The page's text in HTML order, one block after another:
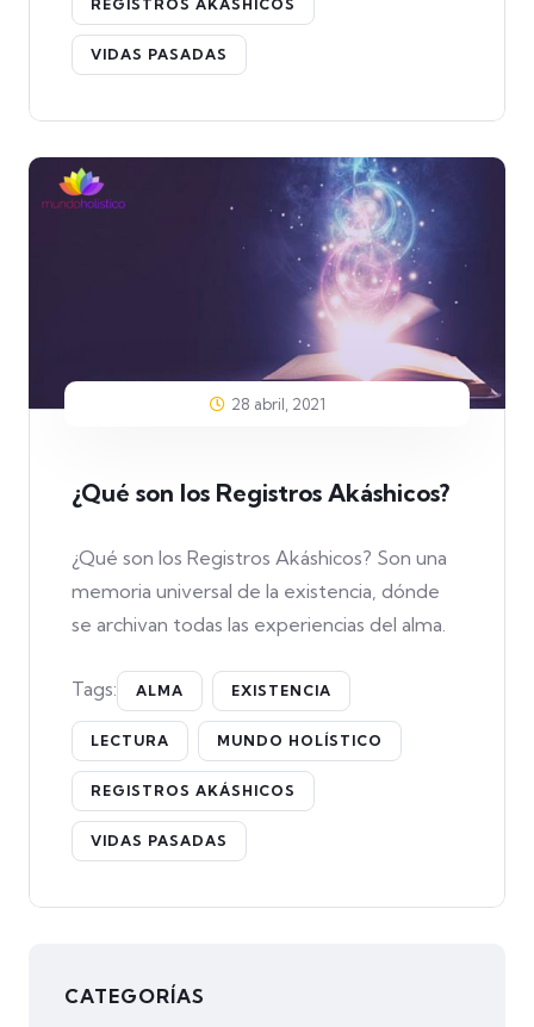
REGISTROS AKÁSHICOS
VIDAS PASADAS
28 abril, 2021
¿Qué son los Registros Akáshicos?
¿Qué son los Registros Akáshicos? Son una
memoria universal de la existencia, dónde
se archivan todas las experiencias del alma.
Tags: ALMA EXISTENCIA
LECTURA MUNDO HOLÍSTICO
REGISTROS AKÁSHICOS
VIDAS PASADAS
CATEGORÍAS